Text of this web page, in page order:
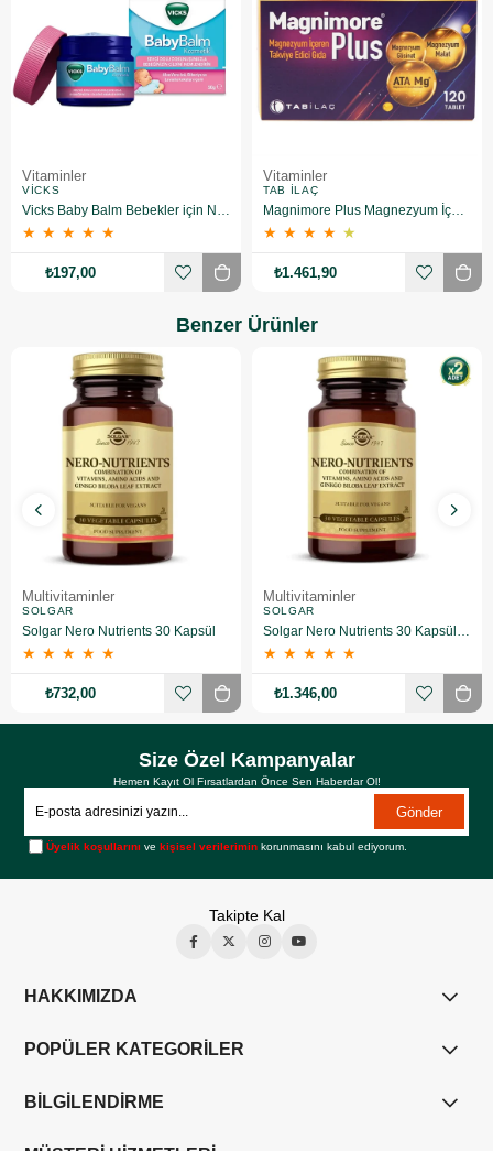
Vitaminler
VICKS
Vicks Baby Balm Bebekler için Nemlendirici 50 gr
★ ★ ★ ★ ★
₺197,00
Vitaminler
TAB İLAÇ
Magnimore Plus Magnezyum İçeren Takviye Edici Gıda 120 Tablet
★ ★ ★ ★ ★
₺1.461,90
Benzer Ürünler
Multivitaminler
SOLGAR
Solgar Nero Nutrients 30 Kapsül
★ ★ ★ ★ ★
₺732,00
Multivitaminler
SOLGAR
Solgar Nero Nutrients 30 Kapsül 2 Adet
★ ★ ★ ★ ★
₺1.346,00
Size Özel Kampanyalar
Hemen Kayıt Ol Fırsatlardan Önce Sen Haberdar Ol!
Gönder
Üyelik koşullarını vekişisel verilerimin korunmasını kabul ediyorum.
Takipte Kal
HAKKIMIZDA
POPÜLER KATEGORİLER
BİLGİLENDİRME